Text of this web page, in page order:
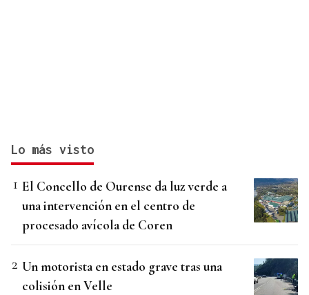
Lo más visto
El Concello de Ourense da luz verde a
una intervención en el centro de
procesado avícola de Coren
Un motorista en estado grave tras una
colisión en Velle